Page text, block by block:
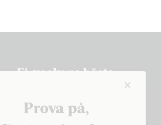
Prova på,
Få veckans bästa
PRENUMERERA